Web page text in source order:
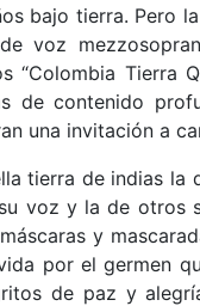
bajo tierra. Pero
voz
“Colombia Tierra
de contenido
una invitación a
tierra de indias la
voz y la de otros
y
por el germen
de paz y